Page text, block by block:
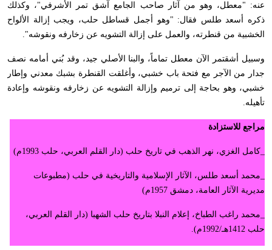
عنه: "معطل، وهو من آثار صاحب الجامع آشق تمر الأشرفي"، وكذلك
ذكره أسعد طلس فقال: "وهو أجمل قساطل حلب، ويجب إزالة الألواح
الخشبية من قنطرته، والعمل على إزالة التشويه عن زخارفه ونقوشه".
وسبيل أشقتمر الآن معطل تماماً، والبنا الأصلي جيد، وقد بُني أمامه نصف
جدار من الآجر مع فتحة باب خشبي، وأغلقت القنطرة بشبك معدني وإطار
خشبي، وهو بحاجة إلى ترميم وإزالة التشويه عن زخارفه ونقوشه وإعادة
تأهيله.
مراجع للاستزادة
_كامل الغزي، نهر الذهب في تاريخ حلب (دار القلم العربي، حلب 1993م)
_محمد أسعد طلس، الآثار الإسلامية والتاريخية في حلب (مطبوعات
مديرية الآثار العامة، دمشق 1957م)
_محمد راغب الطباخ، إعلام النبلا بتاريخ حلب الشهبا (دار القلم العربي،
حلب 1412هـ/1992م).